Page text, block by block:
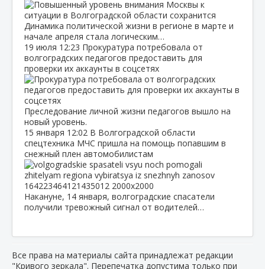
Динамика политической жизни в регионе в марте и
начале апреля стала логическим…
19 июля 12:23 Прокуратура потребовала от
волгоградских педагогов предоставить для
проверки их аккаунты в соцсетях
Преследование личной жизни педагогов вышло на
новый уровень.
15 января 12:02 В Волгоградской области
спецтехника МЧС пришла на помощь попавшим в
снежный плен автомобилистам
Накануне, 14 января, волгоградские спасатели
получили тревожный сигнал от водителей…
Все права на материалы сайта принадлежат редакции
"Кривого зеркала". Перепечатка допустима только при